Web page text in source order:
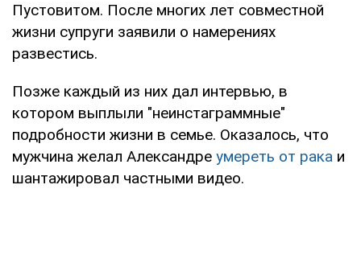
Пустовитом. После многих лет совместной
жизни супруги заявили о намерениях
развестись.
Позже каждый из них дал интервью, в
котором выплыли "неинстаграммные"
подробности жизни в семье. Оказалось, что
мужчина желал Александре умереть от рака и
шантажировал частными видео.